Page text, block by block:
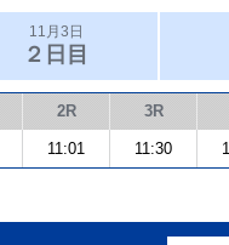
11月3日
２日目
2R 3R
11:01 11:30